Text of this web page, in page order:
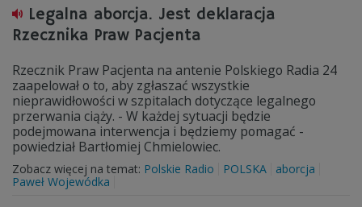
Legalna aborcja. Jest deklaracja
Rzecznika Praw Pacjenta
Rzecznik Praw Pacjenta na antenie Polskiego Radia 24
zaapelował o to, aby zgłaszać wszystkie
nieprawidłowości w szpitalach dotyczące legalnego
przerwania ciąży. - W każdej sytuacji będzie
podejmowana interwencja i będziemy pomagać -
powiedział Bartłomiej Chmielowiec.
Zobacz więcej na temat: Polskie Radio POLSKA
aborcja
Paweł Wojewódka